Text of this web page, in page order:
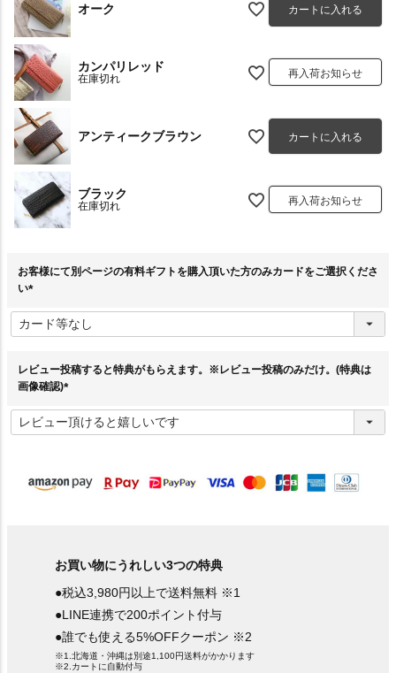
オーク カートに入れる
カンパリレッド
在庫切れ 再入荷お知らせ
アンティークブラウン カートに入れる
ブラック
在庫切れ 再入荷お知らせ
お客様にて別ページの有料ギフトを購入頂いた方のみカードをご選択くださ
い
必
須
レビュー投稿すると特典がもらえます。※レビュー投稿のみだけ。(特典は
画像確認)
必
須
お買い物にうれしい3つの特典
●税込3,980円以上で送料無料 ※1
●LINE連携で200ポイント付与
●誰でも使える5%OFFクーポン ※2
※1.北海道・沖縄は別途1,100円送料がかかります
※2.カートに自動付与